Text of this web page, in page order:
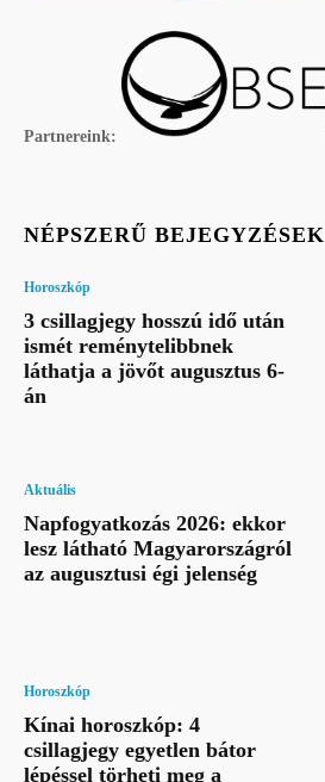
Partnereink:
NÉPSZERŰ BEJEGYZÉSEK
Horoszkóp
3 csillagjegy hosszú idő után
ismét reménytelibbnek
láthatja a jövőt augusztus 6-
án
Aktuális
Napfogyatkozás 2026: ekkor
lesz látható Magyarországról
az augusztusi égi jelenség
Horoszkóp
Kínai horoszkóp: 4
csillagjegy egyetlen bátor
lépéssel törheti meg a